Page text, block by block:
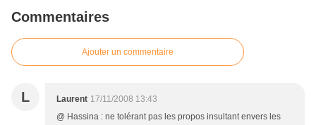
Commentaires
Ajouter un commentaire
L Laurent 17/11/2008 13:43
@ Hassina : ne tolérant pas les propos insultant envers les